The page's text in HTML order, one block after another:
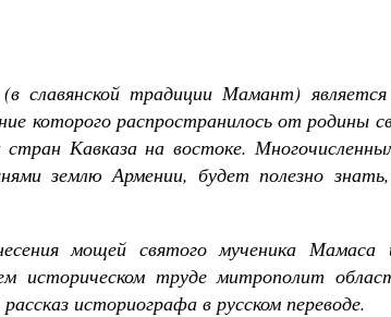
(в славянской традиции Мамант)
которого распространилось от родины
Кавказа на востоке.
землю Армении, будет полезно
мощей святого мученика Мамаса
историческом труде митрополит
историографа в русском переводе.